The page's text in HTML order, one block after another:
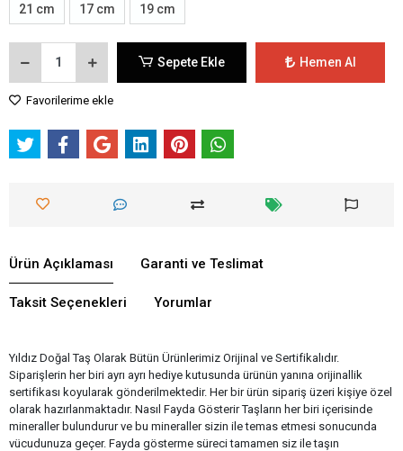
21 cm 17 cm 19 cm
Sepete Ekle Hemen Al
Favorilerime ekle
Ürün Açıklaması Garanti ve Teslimat
Taksit Seçenekleri Yorumlar
Yıldız Doğal Taş Olarak Bütün Ürünlerimiz Orijinal ve Sertifikalıdır.
Siparişlerin her biri ayrı ayrı hediye kutusunda ürünün yanına orijinallik
sertifikası koyularak gönderilmektedir. Her bir ürün sipariş üzeri kişiye özel
olarak hazırlanmaktadır. Nasıl Fayda Gösterir Taşların her biri içerisinde
mineraller bulundurur ve bu mineraller sizin ile temas etmesi sonucunda
vücudunuza geçer. Fayda gösterme süreci tamamen siz ile taşın